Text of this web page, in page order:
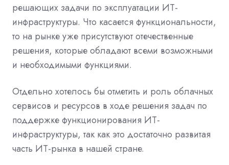
решающих задачи по эксплуатации ИТ-
инфраструктуры. Что касается функциональности,
то на рынке уже присутствуют отечественные
решения, которые обладают всеми возможными
и необходимыми функциями.
Отдельно хотелось бы отметить и роль облачных
сервисов и ресурсов в ходе решения задач по
поддержке функционирования ИТ-
инфраструктуры, так как это достаточно развитая
часть ИТ-рынка в нашей стране.